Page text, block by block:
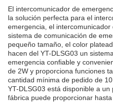
El intercomunicador de
la solución perfecta para el
emergencia, el
sistema de comunicación de
pequeño tamaño, el color
hacen del YT-DLSG03 un
emergencia confiable y
de 2W y proporciona funciones
cantidad mínima de pedido de
YT-DLSG03 está disponible a
fábrica puede proporcionar